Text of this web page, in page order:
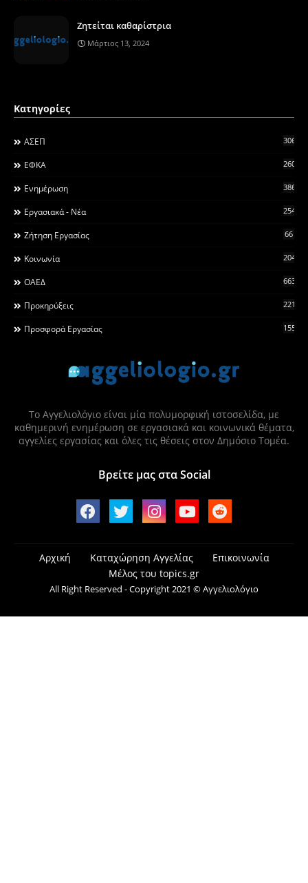
Ζητείται καθαρίστρια
Μάρτιος 13, 2024
Κατηγορίες
ΑΣΕΠ 306
ΕΦΚΑ 260
Ενημέρωση 3868
Εργασιακά - Νέα 2546
Ζήτηση Εργασίας 66
Κοινωνία 2044
ΟΑΕΔ 663
Προκηρύξεις 2215
Προσφορά Εργασίας 155
Το Αγγελιολόγιο είναι μία πολυμορφική ιστοσελίδα, με
καθημερινή ενημέρωση σε εργασιακά και κοινωνικά θέματα,
αγγελίες εργασίας και όλες τις θέσεις στον Δημόσιο Τομέα.
Βρείτε μας στα Social
Αρχική Καταχώρηση Αγγελίας
Επικοινωνία
Μέλος του topics.gr
All Right Reserved - Copyright 2021 © Αγγελιολόγιο